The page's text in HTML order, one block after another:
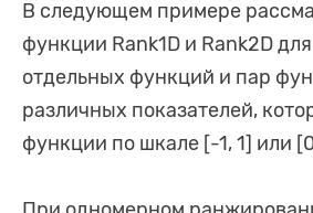
В следующем примере
функции Rank1D и Rank2D
отдельных функций и пар
различных показателей,
функции по шкале [-1, 1] или